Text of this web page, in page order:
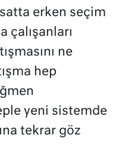
erken seçim
çalışanları
ne
hep
yeni sistemde
tekrar göz